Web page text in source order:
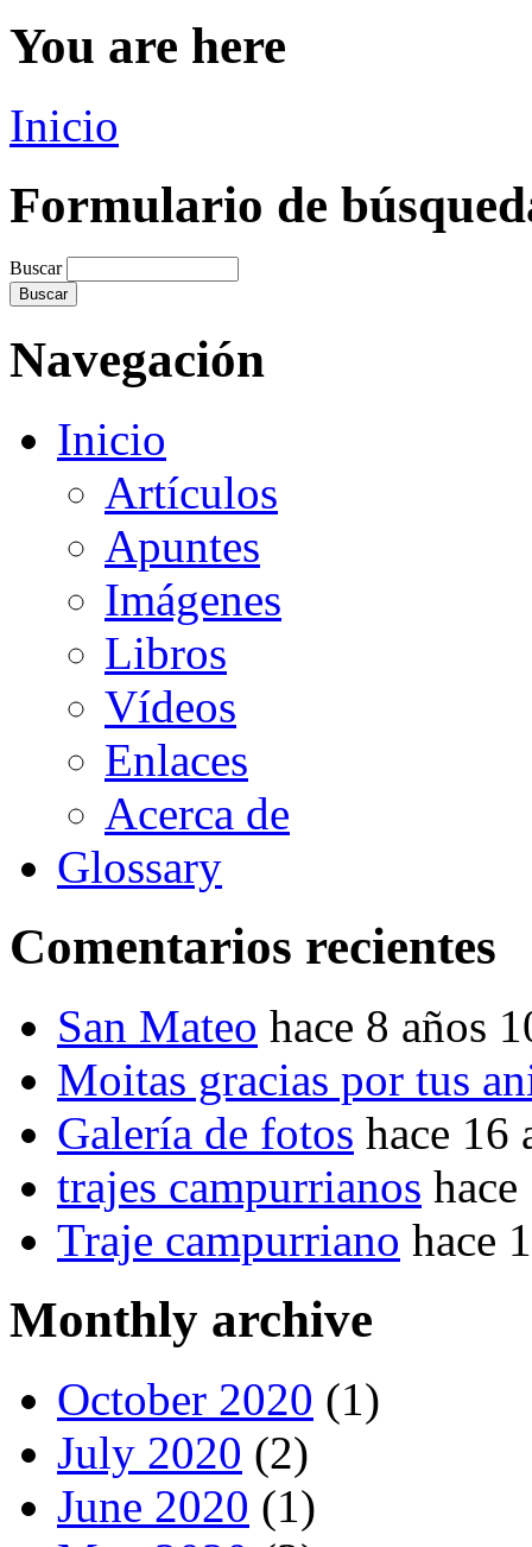
You are here
Inicio
Formulario de
Buscar
Navegación
Inicio
Artículos
Apuntes
Imágenes
Libros
Vídeos
Enlaces
Acerca de
Glossary
Comentarios recientes
San Mateo hace 8 años
Moitas gracias por tus
Galería de fotos hace 16
trajes campurrianos
Traje campurriano hace
Monthly archive
October 2020 (1)
July 2020 (2)
June 2020 (1)